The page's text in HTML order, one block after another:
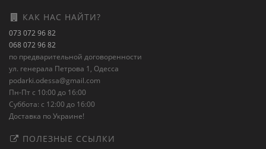
КАК НАС НАЙТИ?
073 072 96 82
068 072 96 82
по предварительной договоренности
ул. генерала Петрова 1, Одесса
podarki.odessa@gmail.com
Пн-Пт с 10:00 до 16:00
Суббота: с 12:00 до 16:00
Доставка по Украине!
ПОЛЕЗНЫЕ ССЫЛКИ